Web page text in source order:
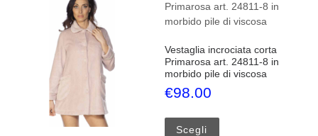
Vestaglia incrociata corta
Primarosa art. 24811-8 in
morbido pile di viscosa
€98.00
Scegli